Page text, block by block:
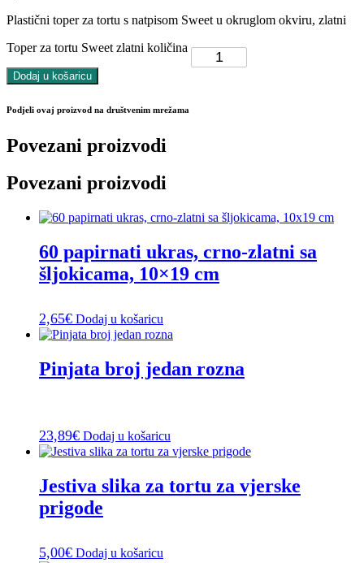
Plastični toper za tortu s natpisom Sweet u okruglom okviru, zlatni
Toper za tortu Sweet zlatni količina
Dodaj u košaricu
Podjeli ovaj proizvod na društvenim mrežama
Povezani proizvodi
Povezani proizvodi
60 papirnati ukras, crno-zlatni sa
šljokicama, 10×19 cm
2,65€ Dodaj u košaricu
Pinjata broj jedan rozna
23,89€ Dodaj u košaricu
Jestiva slika za tortu za vjerske
prigode
5,00€ Dodaj u košaricu